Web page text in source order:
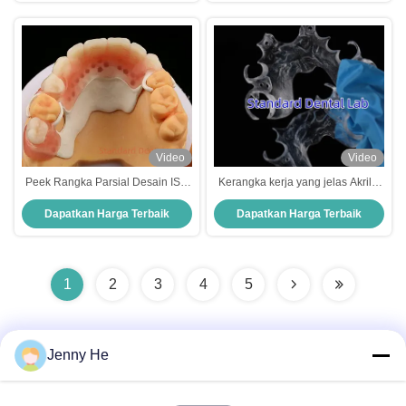
Video
Peek Rangka Parsial Desain ISO
CE Dan FDA Dental Lab Akrilik
Rangka Parsial Gigi
Dapatkan Harga Terbaik
Video
Kerangka kerja yang jelas Akrilik
Metal Kerangka kerja gigi parsial
Estetika tinggi China laboratorium
gigi
Dapatkan Harga Terbaik
1 2 3 4 5
Jenny He